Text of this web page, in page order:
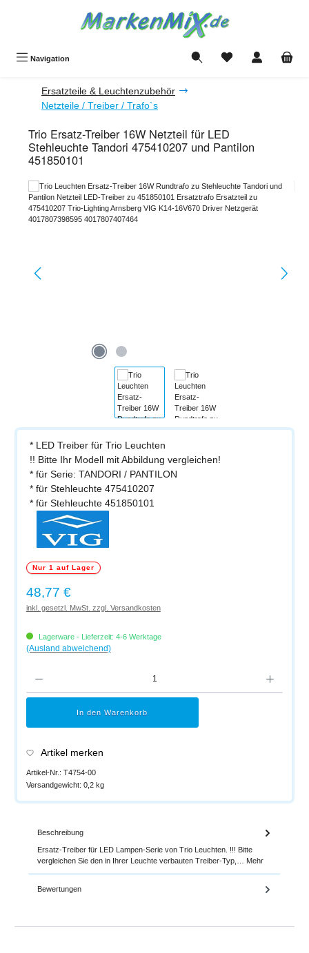
Navigation Du hast 0 Produkte
Ersatzteile & Leuchtenzubehör
Netzteile / Treiber / Trafo`s
Trio Ersatz-Treiber 16W Netzteil für LED
Stehleuchte Tandori 475410207 und Pantilon
451850101
Bildergalerie überspringen
* LED Treiber für Trio Leuchten
!! Bitte Ihr Modell mit Abbildung vergleichen!
* für Serie: TANDORI / PANTILON
* für Stehleuchte 475410207
* für Stehleuchte 451850101
Nur 1 auf Lager
Regulärer Preis:
48,77 €
inkl. gesetzl. MwSt. zzgl. Versandkosten
Lagerware - Lieferzeit: 4-6 Werktage
(Ausland abweichend)
In den Warenkorb
Artikel merken
Artikel-Nr.: T4754-00
Versandgewicht: 0,2 kg
Beschreibung
Ersatz-Treiber für LED Lampen-Serie von Trio Leuchten. !!! Bitte
vergleichen Sie den in Ihrer Leuchte verbauten Treiber-Typ,… Mehr
Bewertungen